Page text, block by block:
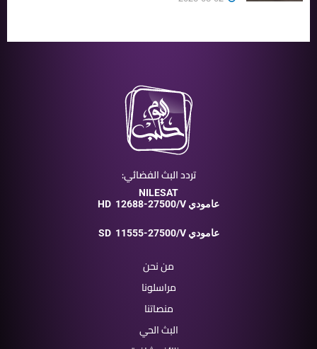
تردد البث الفضائي:
NILESAT
HD
12688-27500/V عامودي
SD 11555-27500/V عامودي
من نحن
مراسلونا
منصاتنا
البث الحي